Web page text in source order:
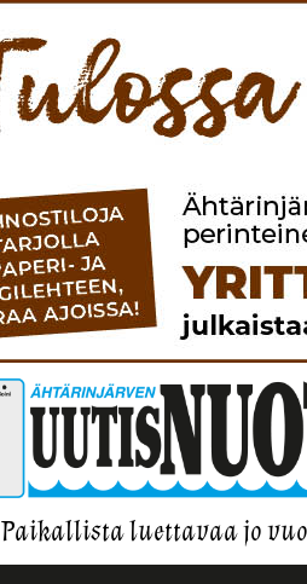
Paikallista luettavaa jo